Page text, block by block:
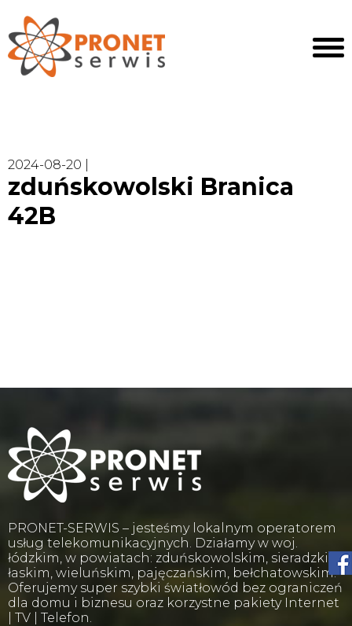
2024-08-20 |
zduńskowolski Branica
42B
PRONET-SERWIS – jesteśmy lokalnym operatorem
usług telekomunikacyjnych. Działamy w woj.
łódzkim, w powiatach: zduńskowolskim, sieradzkim,
łaskim, wieluńskim, pajęczańskim, bełchatowskim.
Oferujemy super szybki światłowód bez ograniczeń
dla domu i biznesu oraz korzystne pakiety Internet
| TV | Telefon.